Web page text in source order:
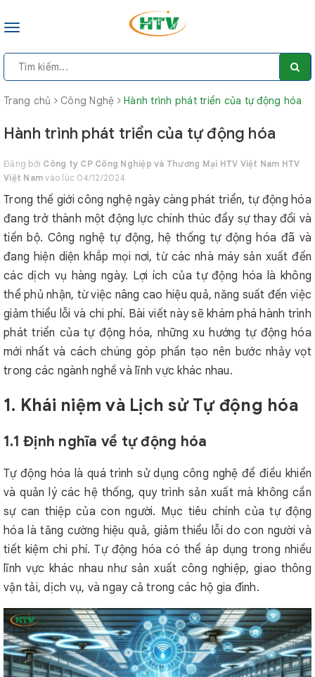
Toggle
Trang chủ Công Nghệ Hành trình phát triển của tự động hóa
Hành trình phát triển của tự động hóa
Đăng bởi Công ty CP Công Nghiệp và Thương Mại HTV Việt Nam HTV
Việt Nam vào lúc 04/12/2024
Trong thế giới công nghệ ngày càng phát triển, tự động hóa
đang trở thành một động lực chính thúc đẩy sự thay đổi và
tiến bộ. Công nghệ tự động, hệ thống tự động hóa đã và
đang hiện diện khắp mọi nơi, từ các nhà máy sản xuất đến
các dịch vụ hàng ngày. Lợi ích của tự động hóa là không
thể phủ nhận, từ việc nâng cao hiệu quả, năng suất đến việc
giảm thiểu lỗi và chi phí. Bài viết này sẽ khám phá hành trình
phát triển của tự động hóa, những xu hướng tự động hóa
mới nhất và cách chúng góp phần tạo nên bước nhảy vọt
trong các ngành nghề và lĩnh vực khác nhau.
1. Khái niệm và Lịch sử Tự động hóa
1.1 Định nghĩa về tự động hóa
Tự động hóa là quá trình sử dụng công nghệ để điều khiển
và quản lý các hệ thống, quy trình sản xuất mà không cần
sự can thiệp của con người. Mục tiêu chính của tự động
hóa là tăng cường hiệu quả, giảm thiểu lỗi do con người và
tiết kiệm chi phí. Tự động hóa có thể áp dụng trong nhiều
lĩnh vực khác nhau như sản xuất công nghiệp, giao thông
vận tải, dịch vụ, và ngay cả trong các hộ gia đình.